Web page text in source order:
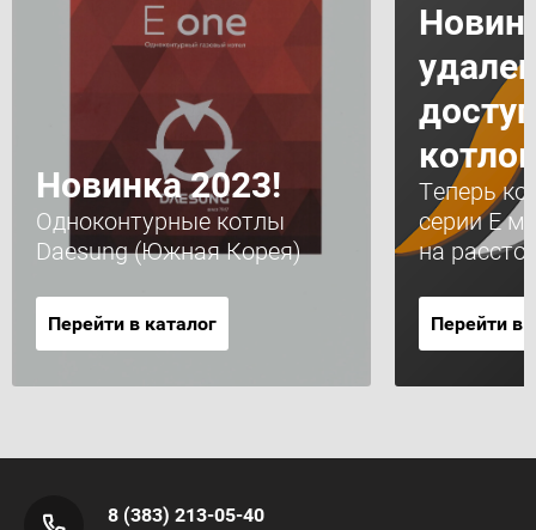
Новинка 2023!
Одноконтурные котлы
Daesung (Южная Корея)
Перейти в каталог
Теперь
серии Е
на
Перейти в
8 (383) 213-05-40